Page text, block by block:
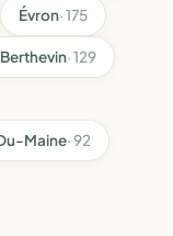
Évron· 175
· 129
Maine· 92